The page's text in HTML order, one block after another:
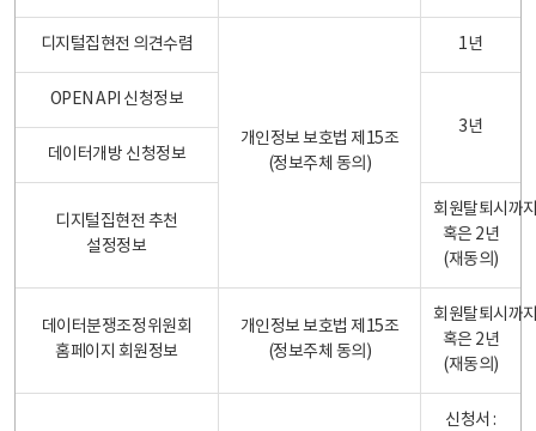
디지털집현전 의견수렴
개인정보 보호법 제15조
(정보주체 동의)
1년
OPEN API 신청정보
3년
데이터개방 신청정보
디지털집현전 추천
설정정보
회원탈퇴시까
혹은 2년
(재동의)
데이터분쟁조정위원회
홈페이지 회원정보
개인정보 보호법 제15조
(정보주체 동의)
회원탈퇴시까
혹은 2년
(재동의)
신청서 :